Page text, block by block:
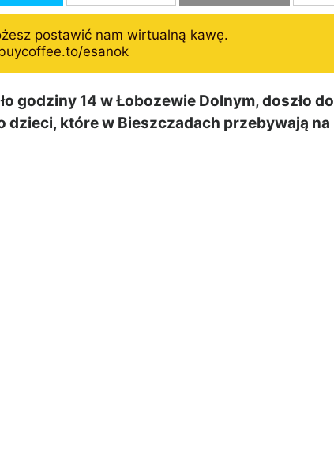
postawić nam wirtualną kawę.
esanok
godziny 14 w Łobozewie Dolnym, doszło do
dzieci, które w Bieszczadach przebywają na